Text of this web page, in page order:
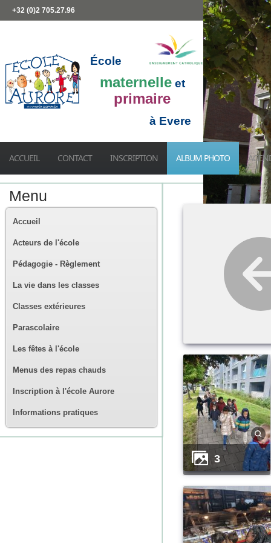
+32 (0)2 705.27.96
École
maternelle et
primaire
à Evere
ACCUEIL CONTACT INSCRIPTION ALBUM PHOTO
Menu
Accueil
Acteurs de l'école
Pédagogie - Règlement
La vie dans les classes
Classes extérieures
Parascolaire
Les fêtes à l'école
Menus des repas chauds
Inscription à l'école Aurore
Informations pratiques
3